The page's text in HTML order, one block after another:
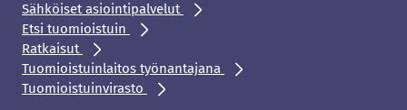
Sähköiset asiointipalvelut
Etsi tuomioistuin
Ratkaisut
Tuomioistuinlaitos työnantajana
Tuomioistuinvirasto